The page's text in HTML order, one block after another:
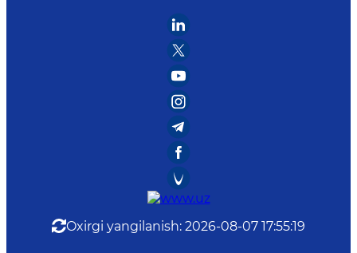
Oxirgi yangilanish: 2026-08-07 17:55:19